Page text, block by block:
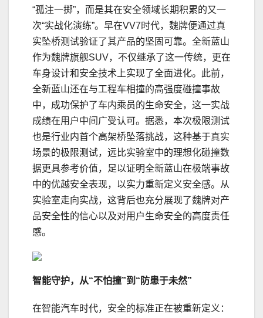
“孤注一掷”，而是其在安全领域长期积累的又一
次“实战化演练”。早在VV7时代，魏牌便通过真
实坠桥测试验证了其产品的坚固可靠。全新蓝山
作为魏牌旗舰SUV，不仅继承了这一传统，更在
车身设计和安全技术上实现了全面进化。此前，
全新蓝山还在与工程车相撞的高强度碰撞事故
中，成功保护了车内乘员的生命安全，这一实战
成绩在用户中间广受认可。据悉，本次极限测试
也是行业内首个高架桥坠落挑战，这种基于真实
场景的极限测试，远比实验室中的理想化碰撞数
据更具参考价值，足以证明全新蓝山在极端事故
中的优越安全表现，以实力重新定义安全感。从
实验室走向实战，这背后也充分展现了魏牌对产
品安全性的信心以及对用户生命安全的高度责任
感。
智能守护，从“不怕撞”到“防患于未然”
在智能汽车时代，安全的标准正在被重新定义：